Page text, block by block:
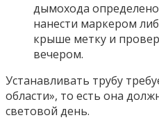
дымохода
нанести маркером
крыше метку и
вечером.
Устанавливать трубу
области», то есть она
световой день.